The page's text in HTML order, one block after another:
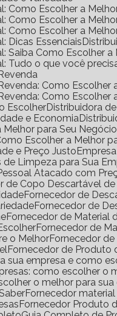
Como Escolher a
Como Escolher a
Como Escolher a
Dicas Essenciais
Saiba Como Escolher
Tudo o que você
Como
Como
Escolher
Distribuidora
e Economia
Melhor para Seu Negócio
Escolher a Melhor
e Preço Justo
de Limpeza para Sua
Atacado com
de Copo Descartável
Fornecedor de
Fornecedor de
Fornecedor de
Fornecedor de
o Melhor Fornecedor
Fornecedor de
sua empresa e como
como escolher o
o melhor para
Fornecedor
Fornecedor Produto